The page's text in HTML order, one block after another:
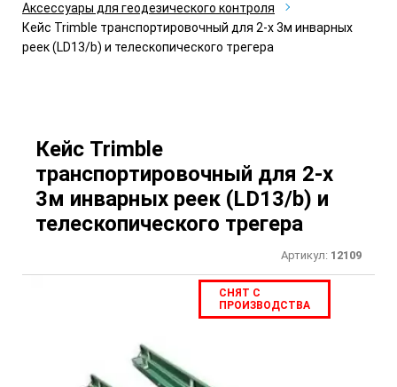
Аксессуары для геодезического контроля
Кейс Trimble транспортировочный для 2-х 3м инварных
реек (LD13/b) и телескопического трегера
Кейс Trimble
транспортировочный для 2-х
3м инварных реек (LD13/b) и
телескопического трегера
Артикул: 12109
СНЯТ С
ПРОИЗВОДСТВА